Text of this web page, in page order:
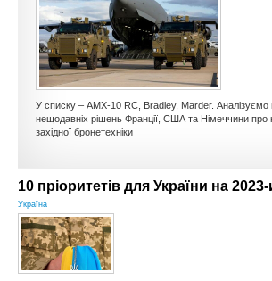
КУЛЬТУРА
СПОРТ
ОПИТУВАННЯ
У списку – AMX-10 RC, Bradley, Marder. Аналізуємо
нещодавніх рішень Франції, США та Німеччини про
західної бронетехніки
10 пріоритетів для України на
Україна